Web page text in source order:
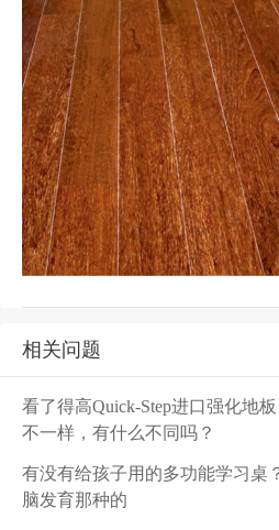
相关问题
看了得高Quick-Step进口强化地
不一样，有什么不同吗？
有没有给孩子用的多功能学习桌
脑发育那种的